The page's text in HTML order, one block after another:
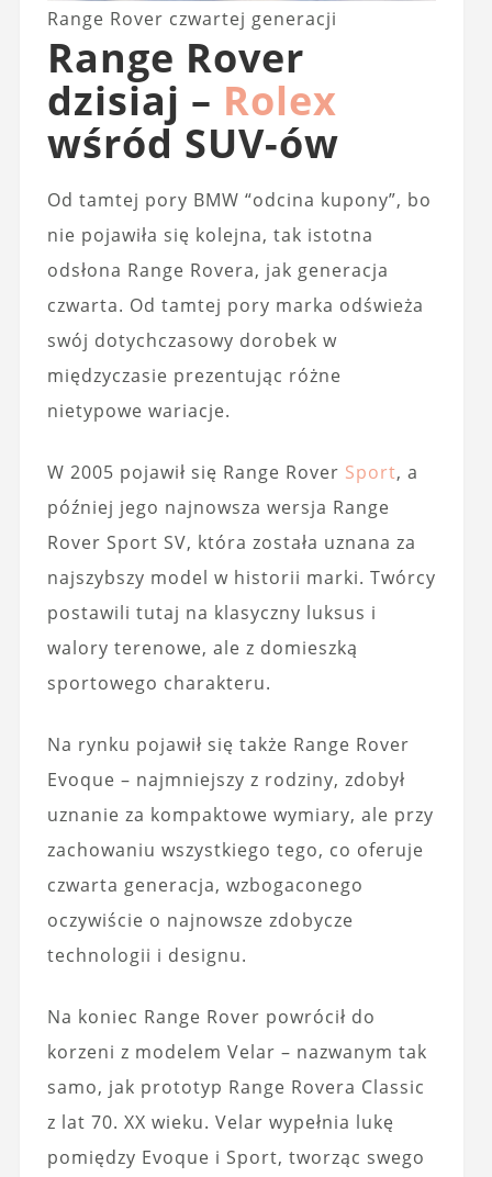
Range Rover czwartej generacji
Range Rover
dzisiaj – Rolex
wśród SUV-ów
Od tamtej pory BMW “odcina kupony”, bo
nie pojawiła się kolejna, tak istotna
odsłona Range Rovera, jak generacja
czwarta. Od tamtej pory marka odświeża
swój dotychczasowy dorobek w
międzyczasie prezentując różne
nietypowe wariacje.
W 2005 pojawił się Range Rover Sport, a
później jego najnowsza wersja Range
Rover Sport SV, która została uznana za
najszybszy model w historii marki. Twórcy
postawili tutaj na klasyczny luksus i
walory terenowe, ale z domieszką
sportowego charakteru.
Na rynku pojawił się także Range Rover
Evoque – najmniejszy z rodziny, zdobył
uznanie za kompaktowe wymiary, ale przy
zachowaniu wszystkiego tego, co oferuje
czwarta generacja, wzbogaconego
oczywiście o najnowsze zdobycze
technologii i designu.
Na koniec Range Rover powrócił do
korzeni z modelem Velar – nazwanym tak
samo, jak prototyp Range Rovera Classic
z lat 70. XX wieku. Velar wypełnia lukę
pomiędzy Evoque i Sport, tworząc swego